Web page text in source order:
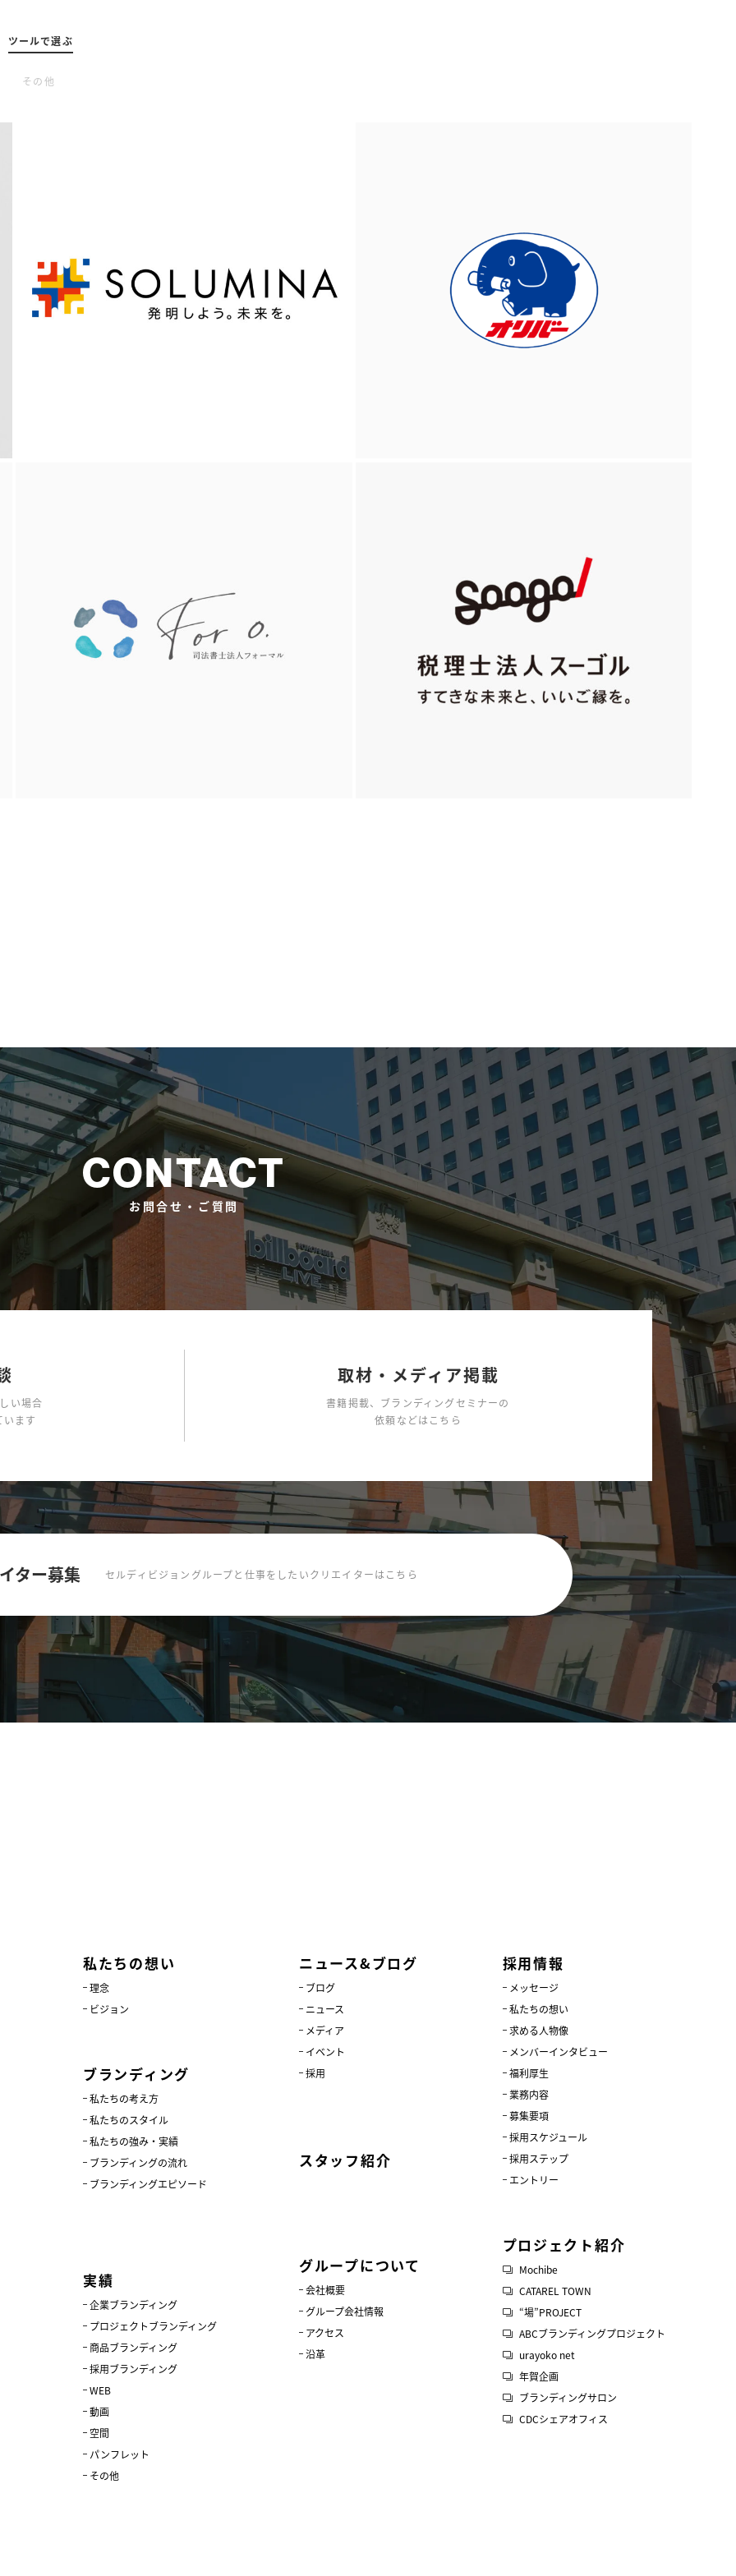
医療・介護
ディング
ツールで選ぶ
その他
CONTACT
お問合せ・ご質問
い場合
ます
取材・メディア掲載
書籍掲載、ブランディングセミナーの
依頼などはこちら
ター募集 セルディビジョングループと仕事を したいクリエイターはこちら
私たちの想い
理念
ビジョン
ブランディング
私たちの考え方
私たちのスタイル
私たちの強み・実績
ブランディングの流れ
ブランディングエピソード
実績
企業ブランディング
プロジェクトブランディング
商品ブランディング
採用ブランディング
WEB
動画
空間
パンフレット
その他
ニュース&ブログ
ブログ
ニュース
メディア
イベント
採用
スタッフ紹介
グループについて
会社概要
グループ会社情報
アクセス
沿革
採用情報
メッセージ
私たちの想い
求める人物像
メンバーインタビュー
福利厚生
業務内容
募集要項
採用スケジュール
採用ステップ
エントリー
プロジェクト紹介
Mochibe
CATAREL TOWN
“場”PROJECT
ABCブランディングプロジェクト
urayoko net
年賀企画
ブランディングサロン
CDCシェアオフィス